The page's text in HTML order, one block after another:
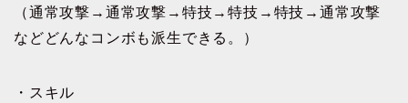
（通常攻撃→通常攻撃→特技→特技→特技→通常攻撃
などどんなコンボも派生できる。）
・スキル